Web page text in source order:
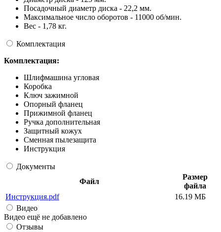
Посадочный диаметр диска - 22,2 мм.
Максимальное число оборотов - 11000 об/мин.
Вес - 1,78 кг.
Комплектация
Комплектация:
Шлифмашина угловая
Коробка
Ключ зажимной
Опорный фланец
Прижимной фланец
Ручка дополнительная
Защитный кожух
Сменная пылезащита
Инструкция
Документы
Файл
Размер
файла
Инструкция.pdf
16.19 МБ
Видео
Видео ещё не добавлено
Отзывы